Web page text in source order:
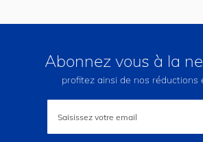
Abonnez vous à la
profitez ainsi de nos réductions
lettre